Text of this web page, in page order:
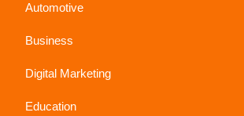
Automotive
Business
Digital Marketing
Education